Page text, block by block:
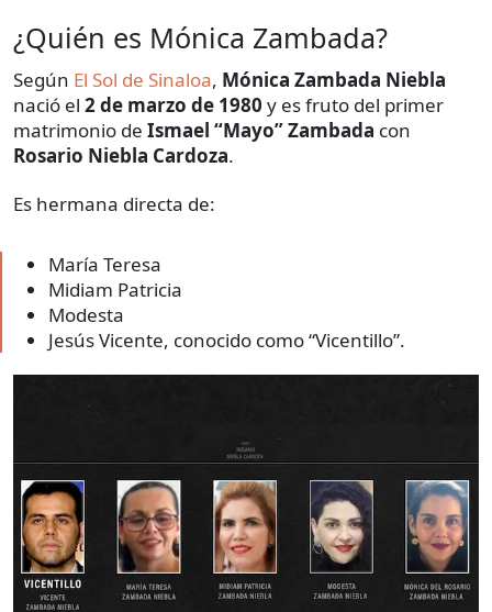
¿Quién es Mónica Zambada?
Según El Sol de Sinaloa, Mónica Zambada Niebla
nació el 2 de marzo de 1980 y es fruto del primer
matrimonio de Ismael “Mayo” Zambada con
Rosario Niebla Cardoza.
Es hermana directa de:
María Teresa
Midiam Patricia
Modesta
Jesús Vicente, conocido como “Vicentillo”.